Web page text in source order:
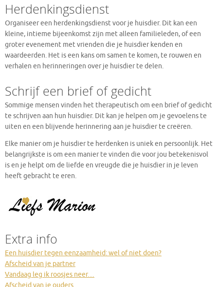
Herdenkingsdienst
Organiseer een herdenkingsdienst voor je huisdier. Dit kan een
kleine, intieme bijeenkomst zijn met alleen familieleden, of een
groter evenement met vrienden die je huisdier kenden en
waardeerden. Het is een kans om samen te komen, te rouwen en
verhalen en herinneringen over je huisdier te delen.
Schrijf een brief of gedicht
Sommige mensen vinden het therapeutisch om een brief of gedicht
te schrijven aan hun huisdier. Dit kan je helpen om je gevoelens te
uiten en een blijvende herinnering aan je huisdier te creëren.
Elke manier om je huisdier te herdenken is uniek en persoonlijk. Het
belangrijkste is om een manier te vinden die voor jou betekenisvol
is en je helpt om de liefde en vreugde die je huisdier in je leven
heeft gebracht te eren.
Extra info
Een huisdier tegen eenzaamheid: wel of niet doen?
Afscheid van je partner
Vandaag leg ik roosjes neer…
Afscheid van je ouders